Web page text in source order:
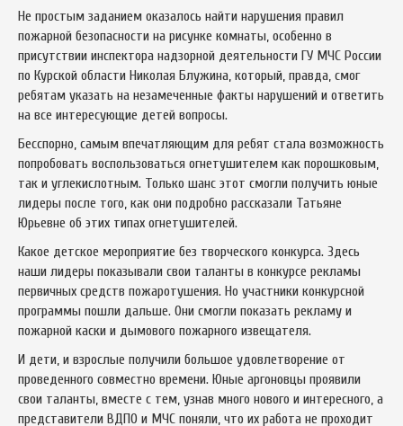
Не простым заданием оказалось найти нарушения правил
пожарной безопасности на рисунке комнаты, особенно в
присутствии инспектора надзорной деятельности ГУ МЧС России
по Курской области Николая Блужина, который, правда, смог
ребятам указать на незамеченные факты нарушений и ответить
на все интересующие детей вопросы.
Бесспорно, самым впечатляющим для ребят стала возможность
попробовать воспользоваться огнетушителем как порошковым,
так и углекислотным. Только шанс этот смогли получить юные
лидеры после того, как они подробно рассказали Татьяне
Юрьевне об этих типах огнетушителей.
Какое детское мероприятие без творческого конкурса. Здесь
наши лидеры показывали свои таланты в конкурсе рекламы
первичных средств пожаротушения. Но участники конкурсной
программы пошли дальше. Они смогли показать рекламу и
пожарной каски и дымового пожарного извещателя.
И дети, и взрослые получили большое удовлетворение от
проведенного совместно времени. Юные аргоновцы проявили
свои таланты, вместе с тем, узнав много нового и интересного, а
представители ВДПО и МЧС поняли, что их работа не проходит